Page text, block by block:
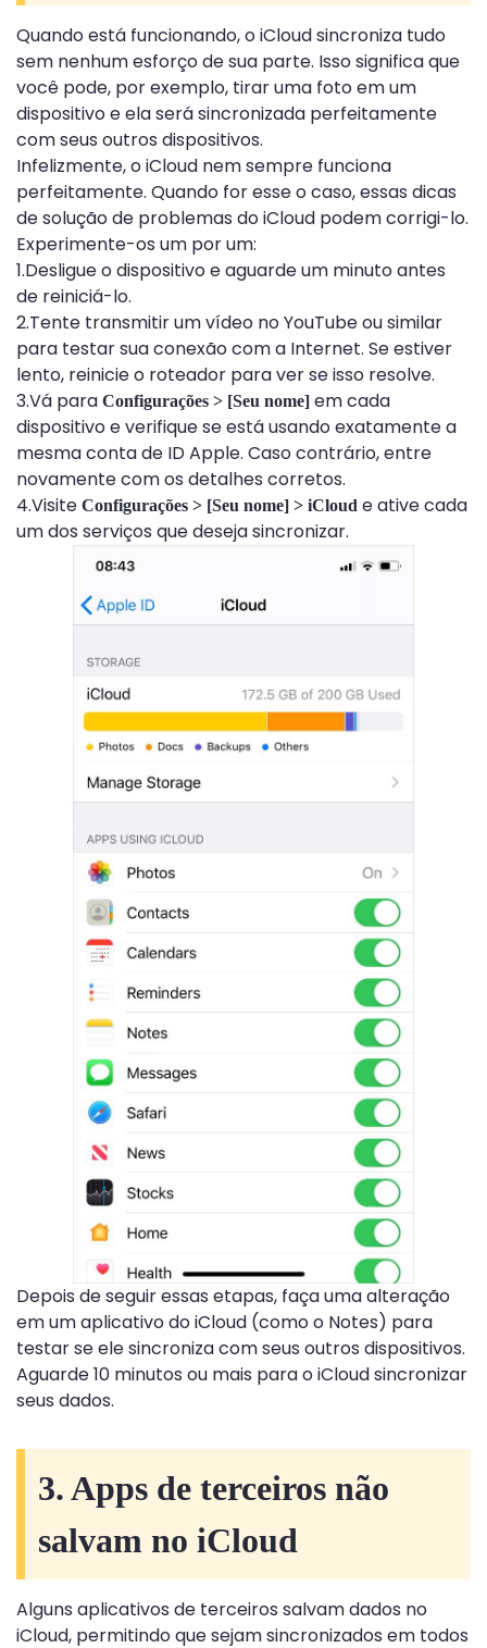
Quando está funcionando, o iCloud sincroniza tudo
sem nenhum esforço de sua parte. Isso significa que
você pode, por exemplo, tirar uma foto em um
dispositivo e ela será sincronizada perfeitamente
com seus outros dispositivos.
Infelizmente, o iCloud nem sempre funciona
perfeitamente. Quando for esse o caso, essas dicas
de solução de problemas do iCloud podem corrigi-lo.
Experimente-os um por um:
1.Desligue o dispositivo e aguarde um minuto antes
de reiniciá-lo.
2.Tente transmitir um vídeo no YouTube ou similar
para testar sua conexão com a Internet. Se estiver
lento, reinicie o roteador para ver se isso resolve.
3.Vá para Configurações > [Seu nome] em cada
dispositivo e verifique se está usando exatamente a
mesma conta de ID Apple. Caso contrário, entre
novamente com os detalhes corretos.
4.Visite Configurações > [Seu nome] > iCloud e ative cada
um dos serviços que deseja sincronizar.
Depois de seguir essas etapas, faça uma alteração
em um aplicativo do iCloud (como o Notes) para
testar se ele sincroniza com seus outros dispositivos.
Aguarde 10 minutos ou mais para o iCloud sincronizar
seus dados.
3. Apps de terceiros não
salvam no iCloud
Alguns aplicativos de terceiros salvam dados no
iCloud, permitindo que sejam sincronizados em todos